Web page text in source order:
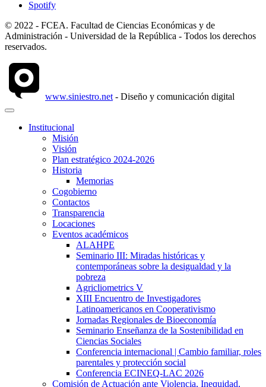
Spotify
© 2022 - FCEA. Facultad de Ciencias Económicas y de
Administración - Universidad de la República - Todos los derechos
reservados.
www.siniestro.net - Diseño y comunicación digital
Institucional
Misión
Visión
Plan estratégico 2024-2026
Historia
Memorias
Cogobierno
Contactos
Transparencia
Locaciones
Eventos académicos
ALAHPE
Seminario III: Miradas históricas y
contemporáneas sobre la desigualdad y la
pobreza
Agricliometrics V
XIII Encuentro de Investigadores
Latinoamericanos en Cooperativismo
Jornadas Regionales de Bioeconomía
Seminario Enseñanza de la Sostenibilidad en
Ciencias Sociales
Conferencia internacional | Cambio familiar, roles
parentales y protección social
Conferencia ECINEQ-LAC 2026
Comisión de Actuación ante Violencia, Inequidad,